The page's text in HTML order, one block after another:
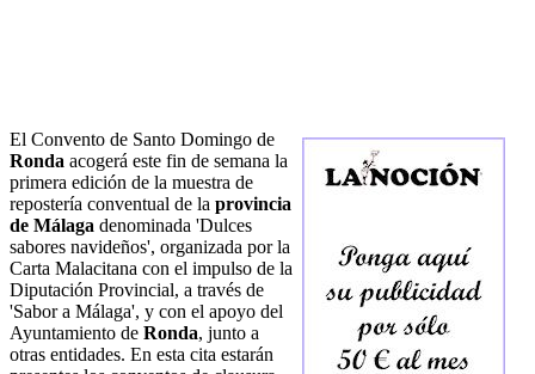
El Convento de Santo Domingo de
Ronda acogerá este fin de semana la
primera edición de la muestra de
repostería conventual de la provincia
de Málaga denominada 'Dulces
sabores navideños', organizada por la
Carta Malacitana con el impulso de la
Diputación Provincial, a través de
'Sabor a Málaga', y con el apoyo del
Ayuntamiento de Ronda, junto a
otras entidades. En esta cita estarán